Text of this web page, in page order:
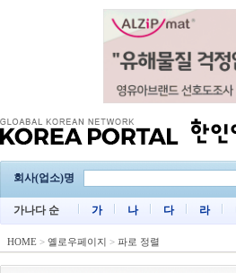
회사(업소)명
가나다 순 가 나 다 라
HOME > 옐로우페이지 > 파로 정렬